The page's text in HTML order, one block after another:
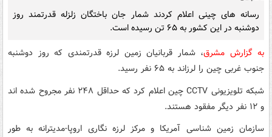
رسانه های چینی اعلام کردند شمار جان باختگان زلزله قدرتمند روز
دوشنبه در این کشور به ۶۵ تن رسیده است.
به گزارش مشرق، شمار قربانیان زمین لرزه قدرتمندی که روز دوشنبه
جنوب غربی چین را لرزاند به ۶۵ نفر رسید.
شبکه تلویزیونی CCTV چین اعلام کرد که حداقل ۲۴۸ نفر مجروح شده اند
و ۱۲ نفر دیگر مفقود هستند.
سازمان زمین شناسی آمریکا و مرکز لرزه نگاری اروپا-مدیترانه به طور